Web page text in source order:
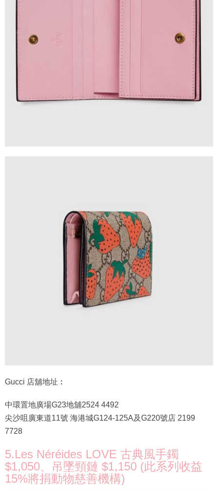
Gucci 店舖地址︰
中環置地廣場G23地舖2524 4492
尖沙咀廣東道11號 海港城G124-125A及G220號店 2199
7728
5.Les Néréides LOVE 古典風手鐲
$1,050、吊墜頸鏈 $1,150 (此系列收益
15%將捐動物慈善機構)